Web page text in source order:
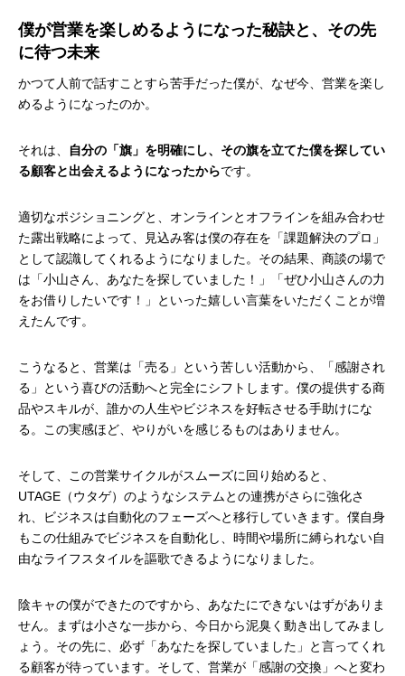
僕が営業を楽しめるようになった秘訣と、その先
に待つ未来
かつて人前で話すことすら苦手だった僕が、なぜ今、営業を楽し
めるようになったのか。
それは、
自分の「旗」を明確にし、その旗を立てた僕を探してい
る顧客と出会えるようになったからです。
適切なポジショニングと、オンラインとオフラインを組み合わせ
た露出戦略によって、見込み客は僕の存在を「課題解決のプロ」
として認識してくれるようになりました。その結果、商談の場で
は「小山さん、あなたを探していました！」「ぜひ小山さんの力
をお借りしたいです！」といった嬉しい言葉をいただくことが増
えたんです。
こうなると、営業は「売る」という苦しい活動から、「感謝され
る」という喜びの活動へと完全にシフトします。僕の提供する商
品やスキルが、誰かの人生やビジネスを好転させる手助けにな
る。この実感ほど、やりがいを感じるものはありません。
そして、この営業サイクルがスムーズに回り始めると、
UTAGE（ウタゲ）のようなシステムとの連携がさらに強化さ
れ、ビジネスは自動化のフェーズへと移行していきます。僕自身
もこの仕組みでビジネスを自動化し、時間や場所に縛られない自
由なライフスタイルを謳歌できるようになりました。
陰キャの僕ができたのですから、あなたにできないはずがありま
せん。まずは小さな一歩から、今日から泥臭く動き出してみまし
ょう。その先に、必ず「あなたを探していました」と言ってくれ
る顧客が待っています。そして、営業が「感謝の交換」へと変わ